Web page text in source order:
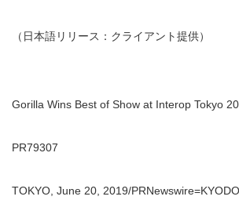
（日本語リリース：クライアント提供）
Gorilla Wins Best of Show at Interop Tokyo
PR79307
TOKYO, June 20, 2019/